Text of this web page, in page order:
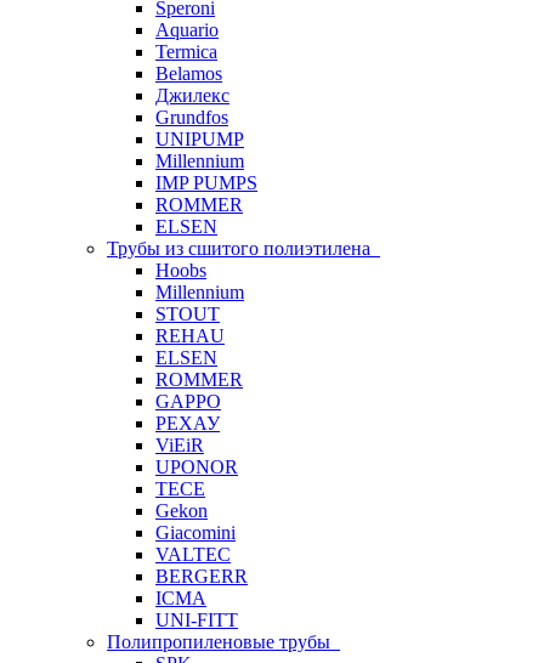
Speroni
Aquario
Termica
Belamos
Джилекс
Grundfos
UNIPUMP
Millennium
IMP PUMPS
ROMMER
ELSEN
Трубы из сшитого полиэтилена
Hoobs
Millennium
STOUT
REHAU
ELSEN
ROMMER
GAPPO
РЕХАУ
ViEiR
UPONOR
TECE
Gekon
Giacomini
VALTEC
BERGERR
ICMA
UNI-FITT
Полипропиленовые трубы